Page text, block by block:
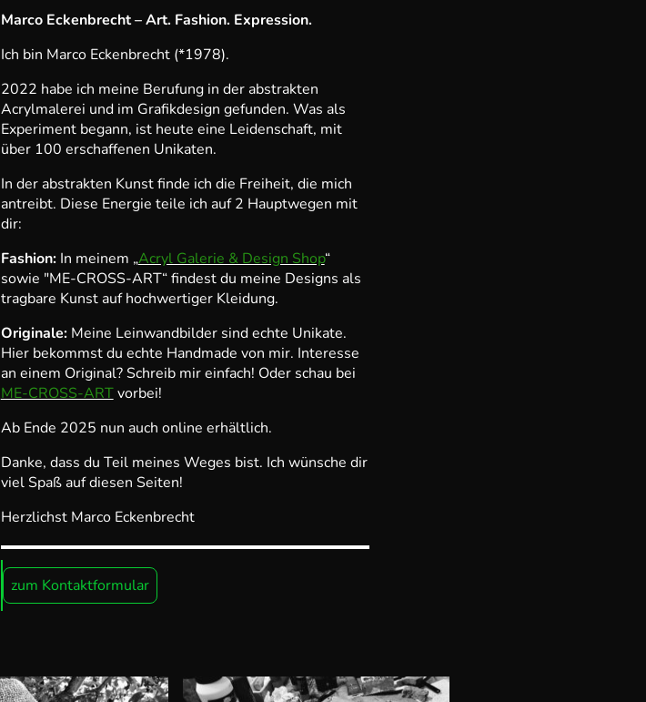
Marco Eckenbrecht – Art. Fashion. Expression.
Ich bin Marco Eckenbrecht (*1978).
2022 habe ich meine Berufung in der abstrakten
Acrylmalerei und im Grafikdesign gefunden. Was als
Experiment begann, ist heute eine Leidenschaft, mit
über 100 erschaffenen Unikaten.
In der abstrakten Kunst finde ich die Freiheit, die mich
antreibt. Diese Energie teile ich auf 2 Hauptwegen mit
dir:
Fashion:In meinem „Acryl Galerie & Design Shop“
sowie "ME-CROSS-ART“ findest du meine Designs als
tragbare Kunst auf hochwertiger Kleidung.
Originale:Meine Leinwandbilder sind echte Unikate.
Hier bekommst du echte Handmade von mir. Interesse
an einem Original? Schreib mir einfach! Oder schau bei
ME-CROSS-ARTvorbei!
Ab Ende 2025 nun auch online erhältlich.
Danke, dass du Teil meines Weges bist. Ich wünsche dir
viel Spaß auf diesen Seiten!
Herzlichst Marco Eckenbrecht
zum Kontaktformular